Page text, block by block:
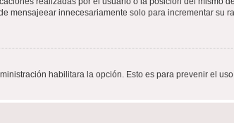
mensajeear innecesariamente solo para incrementar
habilitara la opción. Esto es para prevenir el